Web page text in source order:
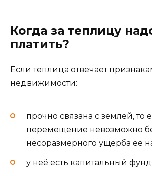
Когда за теплицу
платить?
Если теплица отвечает
недвижимости:
прочно связана с землей, то
перемещение невозможно
несоразмерного ущерба её
у неё есть капитальный